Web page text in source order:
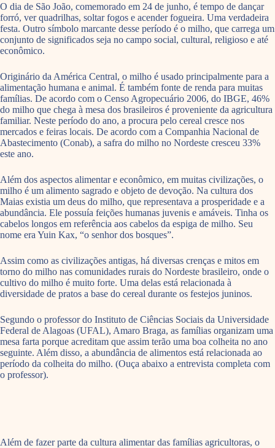
O dia de São João, comemorado em 24 de junho, é tempo de dançar
forró, ver quadrilhas, soltar fogos e acender fogueira. Uma verdadeira
festa. Outro símbolo marcante desse período é o milho, que carrega um
conjunto de significados seja no campo social, cultural, religioso e até
econômico.
Originário da América Central, o milho é usado principalmente para a
alimentação humana e animal. É também fonte de renda para muitas
famílias. De acordo com o Censo Agropecuário 2006, do IBGE, 46%
do milho que chega à mesa dos brasileiros é proveniente da agricultura
familiar. Neste período do ano, a procura pelo cereal cresce nos
mercados e feiras locais. De acordo com a Companhia Nacional de
Abastecimento (Conab), a safra do milho no Nordeste cresceu 33%
este ano.
Além dos aspectos alimentar e econômico, em muitas civilizações, o
milho é um alimento sagrado e objeto de devoção. Na cultura dos
Maias existia um deus do milho, que representava a prosperidade e a
abundância. Ele possuía feições humanas juvenis e amáveis. Tinha os
cabelos longos em referência aos cabelos da espiga de milho. Seu
nome era Yuin Kax, “o senhor dos bosques”.
Assim como as civilizações antigas, há diversas crenças e mitos em
torno do milho nas comunidades rurais do Nordeste brasileiro, onde o
cultivo do milho é muito forte. Uma delas está relacionada à
diversidade de pratos a base do cereal durante os festejos juninos.
Segundo o professor do Instituto de Ciências Sociais da Universidade
Federal de Alagoas (UFAL), Amaro Braga, as famílias organizam uma
mesa farta porque acreditam que assim terão uma boa colheita no ano
seguinte. Além disso, a abundância de alimentos está relacionada ao
período da colheita do milho. (Ouça abaixo a entrevista completa com
o professor).
Além de fazer parte da cultura alimentar das famílias agricultoras, o